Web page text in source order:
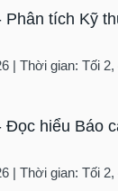
Phân tích Kỹ
| Thời gian: Tối 2,
Đọc hiểu Báo
| Thời gian: Tối 2,